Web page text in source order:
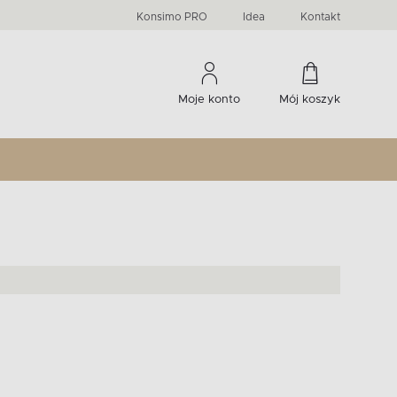
Konsimo PRO Idea Kontakt
Moje konto Mój koszyk
Komody, szafki RTV, witryny...
-33 %
Liczba produktów:60
Liczba produktów:274